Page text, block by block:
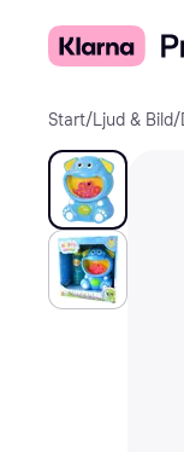
Start/Ljud & Bild/